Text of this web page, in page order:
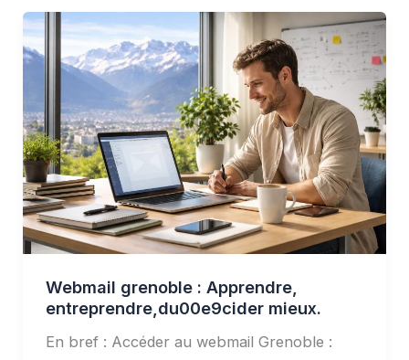
Webmail grenoble : Apprendre,
entreprendre,du00e9cider mieux.
En bref : Accéder au webmail Grenoble :
Webmail
grenoble
Apprendre,
entreprendre,du00e9cider
mieux.